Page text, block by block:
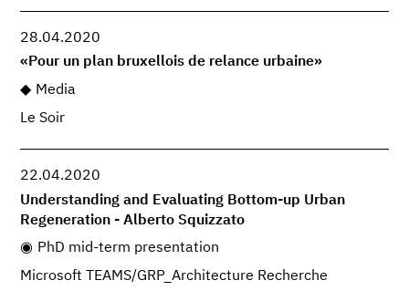
28.04.2020
«Pour un plan bruxellois de relance urbaine»
Media
Le Soir
22.04.2020
Understanding and Evaluating Bottom-up Urban
Regeneration - Alberto Squizzato
PhD mid-term presentation
Microsoft TEAMS/GRP_Architecture Recherche